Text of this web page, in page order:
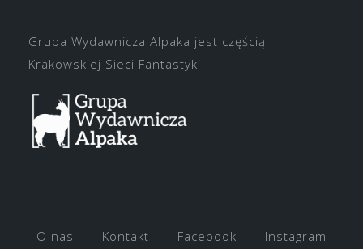
Grupa Wydawnicza Alpaka jest częścią
Krakowskiej Sieci Fantastyki
O nas Kontakt Facebook Instagram